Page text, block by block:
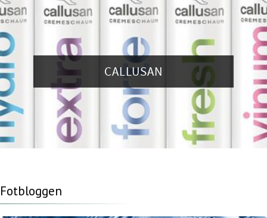
CALLUSAN
Fotbloggen